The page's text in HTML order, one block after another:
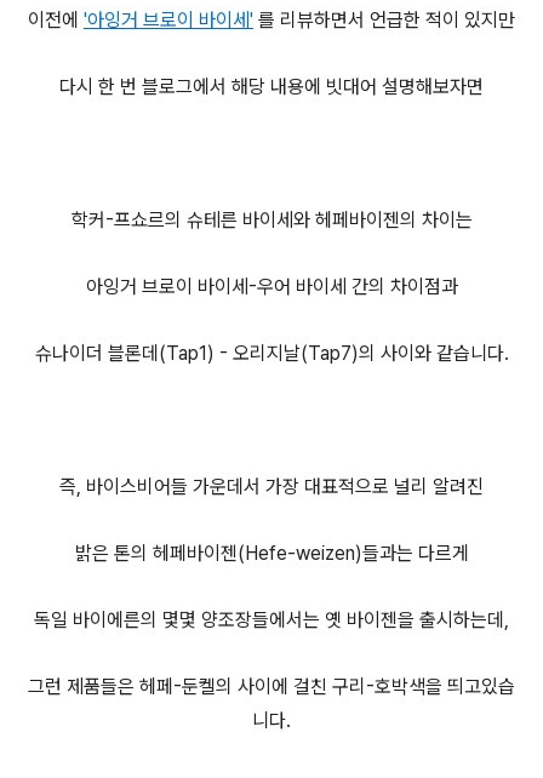
이전에 '아잉거 브로이 바이세' 를 리뷰하면서 언급한 적이 있지만
다시 한 번 블로그에서 해당 내용에 빗대어 설명해보자면
학커-프쇼르의 슈테른 바이세와 헤페바이젠의 차이는
아잉거 브로이 바이세-우어 바이세 간의 차이점과
슈나이더 블론데(Tap1) - 오리지날(Tap7)의 사이와 같습니다.
즉, 바이스비어들 가운데서 가장 대표적으로 널리 알려진
밝은 톤의 헤페바이젠(Hefe-weizen)들과는 다르게
독일 바이에른의 몇몇 양조장들에서는 옛 바이젠을 출시하는데,
그런 제품들은 헤페-둔켈의 사이에 걸친 구리-호박색을 띄고있습
니다.